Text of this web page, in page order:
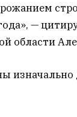
—
области